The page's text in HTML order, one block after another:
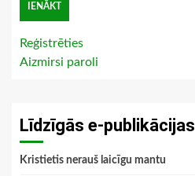
Reģistrēties
Aizmirsi paroli
Līdzīgās e-publikācijas
Kristietis nerauš laicīgu mantu